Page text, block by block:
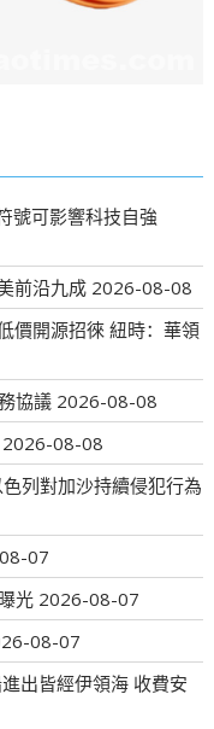
號可影響科技自強
前沿九成 2026-08-08
價開源招徠 紐時：華領
協議 2026-08-08
2026-08-08
列對加沙持續侵犯行為
07
光 2026-08-07
08-07
出皆經伊領海 收費安